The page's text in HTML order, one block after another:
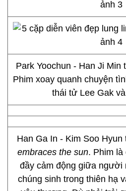
Park Yoochun - Han Ji Min
Phim xoay quanh chuyện
thái tử Lee Gak
Han Ga In - Kim Soo Hyun
embraces the sun. Phim là
đầy cảm động giữa người
chúng sinh trong thiên hạ